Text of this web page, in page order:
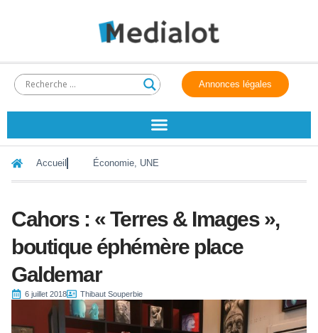
Annonces légales
Accueil Économie, UNE
Cahors : « Terres & Images »,
boutique éphémère place
Galdemar
6 juillet 2018 Thibaut Souperbie